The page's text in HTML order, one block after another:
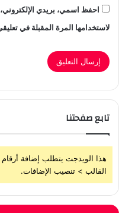
احفظ اسمي، بريدي
لاستخدامها المرة المقبلة في
تابع صفحتنا
هذا الويدجت يتطلب إضافة أرقام
القالب > تنصيب الإضافات.